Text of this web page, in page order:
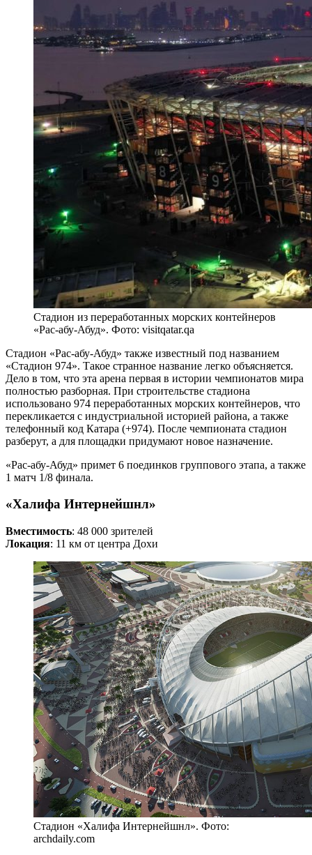
Стадион из переработанных морских контейнеров
«Рас-абу-Абуд». Фото: visitqatar.qa
Стадион «Рас-абу-Абуд» также известный под названием
«Стадион 974». Такое странное название легко объясняется.
Дело в том, что эта арена первая в истории чемпионатов мира
полностью разборная. При строительстве стадиона
использовано 974 переработанных морских контейнеров, что
перекликается с индустриальной историей района, а также
телефонный код Катара (+974). После чемпионата стадион
разберут, а для площадки придумают новое назначение.
«Рас-абу-Абуд» примет 6 поединков группового этапа, а также
1 матч 1/8 финала.
«Халифа Интернейшнл»
Вместимость: 48 000 зрителей
Локация: 11 км от центра Дохи
Стадион «Халифа Интернейшнл». Фото:
archdaily.com